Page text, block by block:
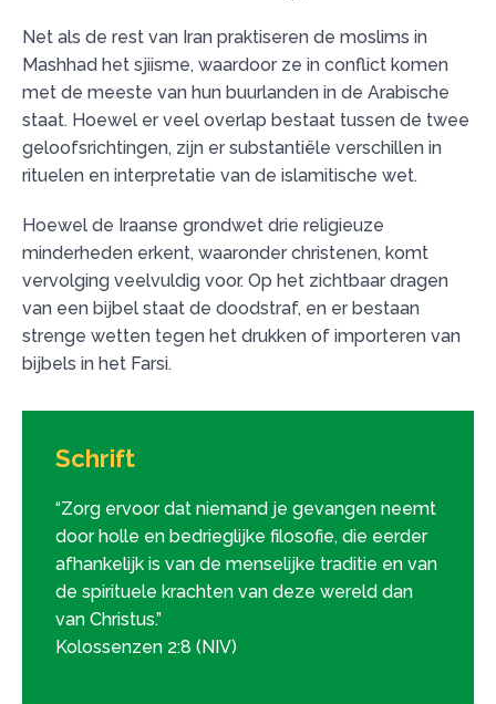
Net als de rest van Iran praktiseren de moslims in
Mashhad het sjiisme, waardoor ze in conflict komen
met de meeste van hun buurlanden in de Arabische
staat. Hoewel er veel overlap bestaat tussen de twee
geloofsrichtingen, zijn er substantiële verschillen in
rituelen en interpretatie van de islamitische wet.
Hoewel de Iraanse grondwet drie religieuze
minderheden erkent, waaronder christenen, komt
vervolging veelvuldig voor. Op het zichtbaar dragen
van een bijbel staat de doodstraf, en er bestaan
strenge wetten tegen het drukken of importeren van
bijbels in het Farsi.
Schrift
“Zorg ervoor dat niemand je gevangen neemt
door holle en bedrieglijke filosofie, die eerder
afhankelijk is van de menselijke traditie en van
de spirituele krachten van deze wereld dan
van Christus.”
Kolossenzen 2:8 (NIV)